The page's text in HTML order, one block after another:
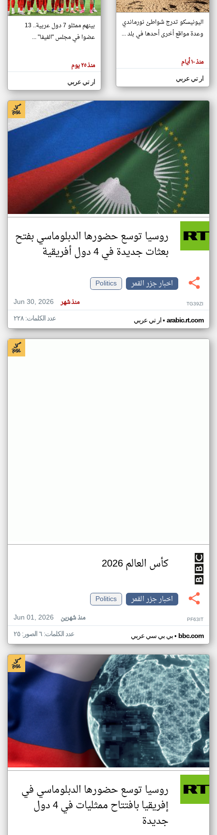
تغيير الدولة
اخبار جزر القمر على مدار الساعة
أهم اخبار جزر القمر العاجلة والمباشرة
هنا عن
وجهة
كاتبيها.
اليونيسكو تدرج شواطئ نورماندي
وعدة مواقع أخرى أحدها في بلد ...
منذ ١٠ أيام
ار تي عربي
بينهم ممثلو 7 دول عربية.. 13
عضوا في مجلس "الفيفا" ...
منذ ٢٥ يوم
ار تي عربي
روسيا توسع حضورها الدبلوماسي بفتح
بعثات جديدة في 4 دول أفريقية
اخبار جزر القمر
Politics
Jun 30, 2026
منذ شهر TG39ZI
ار تي عربي• arabic.rt.com عدد الكلمات: ٢٢٨
كأس العالم 2026
اخبار جزر القمر
Politics
Jun 01, 2026
منذ شهرين PF63IT
بي بي سي عربي• bbc.com عدد الكلمات: ٦ الصور: ٢٥
روسيا توسع حضورها الدبلوماسي في
إفريقيا بافتتاح ممثليات في 4 دول
جديدة
klyoum.com